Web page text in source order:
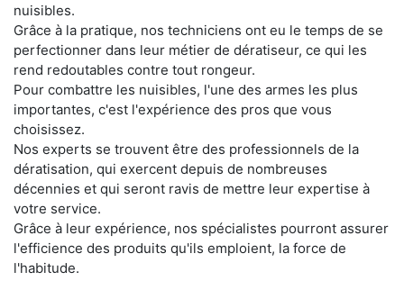
nuisibles.
Grâce à la pratique, nos techniciens ont eu le temps de se
perfectionner dans leur métier de dératiseur, ce qui les
rend redoutables contre tout rongeur.
Pour combattre les nuisibles, l'une des armes les plus
importantes, c'est l'expérience des pros que vous
choisissez.
Nos experts se trouvent être des professionnels de la
dératisation, qui exercent depuis de nombreuses
décennies et qui seront ravis de mettre leur expertise à
votre service.
Grâce à leur expérience, nos spécialistes pourront assurer
l'efficience des produits qu'ils emploient, la force de
l'habitude.